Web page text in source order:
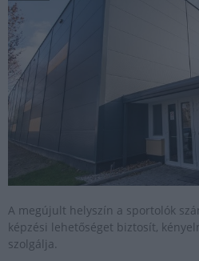
A megújult helyszín a sportolók
képzési lehetőséget biztosít,
szolgálja.